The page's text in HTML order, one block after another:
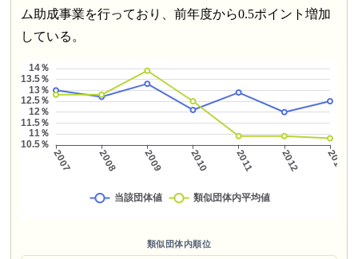
ム助成事業を行っており、前年度から0.5ポイント増加
している。
類似団体内順位